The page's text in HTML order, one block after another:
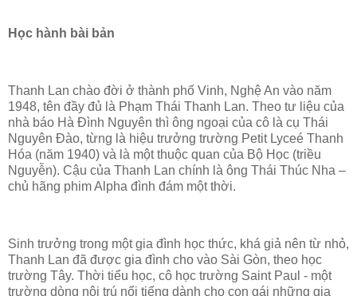
Học hành bài bản
Thanh Lan chào đời ở thành phố Vinh, Nghệ An vào năm
1948, tên đầy đủ là Phạm Thái Thanh Lan. Theo tư liệu của
nhà báo Hà Đình Nguyên thì ông ngoại của cô là cụ Thái
Nguyên Đào, từng là hiệu trưởng trường Petit Lyceé Thanh
Hóa (năm 1940) và là một thuộc quan của Bộ Học (triều
Nguyễn). Cậu của Thanh Lan chính là ông Thái Thúc Nha –
chủ hãng phim Alpha đình đám một thời.
Sinh trưởng trong một gia đình học thức, khá giả nên từ nhỏ,
Thanh Lan đã được gia đình cho vào Sài Gòn, theo học
trường Tây. Thời tiểu học, cô học trường Saint Paul - một
trường dòng nội trú nổi tiếng dành cho con gái những gia